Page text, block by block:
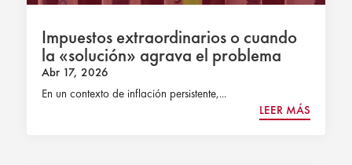
Impuestos extraordinarios o cuando
la «solución» agrava el problema
Abr 17, 2026
En un contexto de inflación persistente,...
LEER MÁS